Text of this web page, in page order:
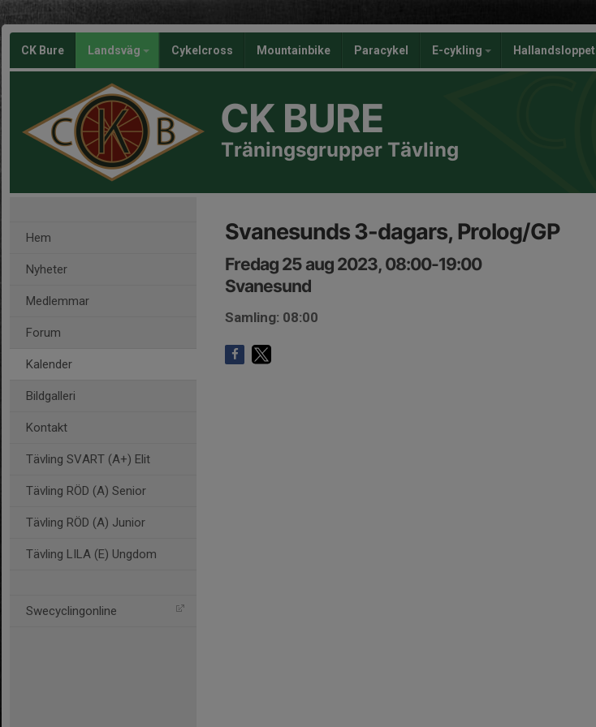
CK Bure Landsväg Cykelcross Mountainbike Paracykel E-cykling Hallandsloppet
CK BURE
Träningsgrupper Tävling
Hem
Nyheter
Medlemmar
Forum
Kalender
Bildgalleri
Kontakt
Tävling SVART (A+) Elit
Tävling RÖD (A) Senior
Tävling RÖD (A) Junior
Tävling LILA (E) Ungdom
Swecyclingonline
Svanesunds 3-dagars, Prolog/GP
Fredag 25 aug 2023, 08:00-19:00
Svanesund
Samling: 08:00